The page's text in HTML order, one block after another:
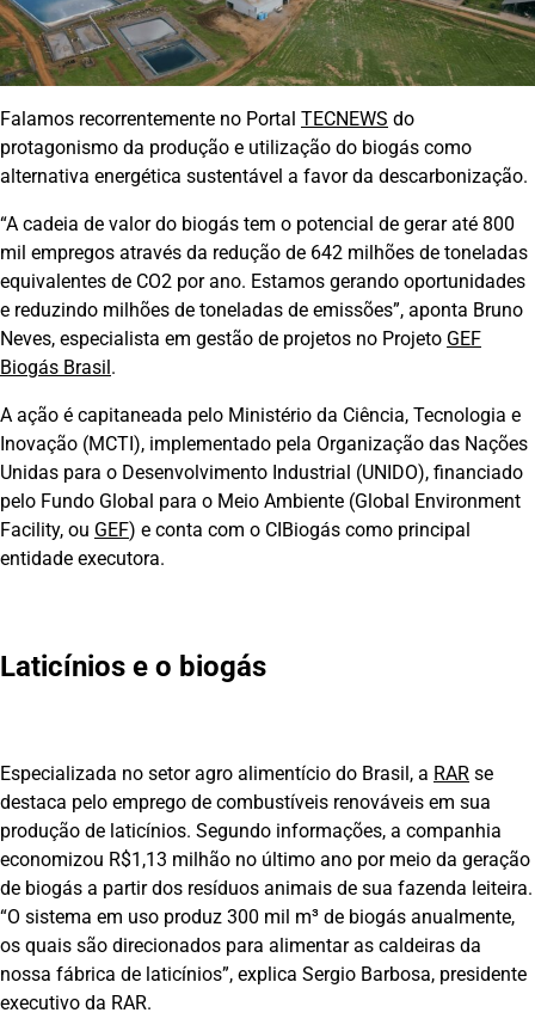
Falamos recorrentemente no Portal TECNEWS do
protagonismo da produção e utilização do biogás como
alternativa energética sustentável a favor da descarbonização.
“A cadeia de valor do biogás tem o potencial de gerar até 800
mil empregos através da redução de 642 milhões de toneladas
equivalentes de CO2 por ano. Estamos gerando oportunidades
e reduzindo milhões de toneladas de emissões”, aponta Bruno
Neves, especialista em gestão de projetos no Projeto GEF
Biogás Brasil.
A ação é capitaneada pelo Ministério da Ciência, Tecnologia e
Inovação (MCTI), implementado pela Organização das Nações
Unidas para o Desenvolvimento Industrial (UNIDO), financiado
pelo Fundo Global para o Meio Ambiente (Global Environment
Facility, ou GEF) e conta com o CIBiogás como principal
entidade executora.
Laticínios e o biogás
Especializada no setor agro alimentício do Brasil, a RAR se
destaca pelo emprego de combustíveis renováveis em sua
produção de laticínios. Segundo informações, a companhia
economizou R$1,13 milhão no último ano por meio da geração
de biogás a partir dos resíduos animais de sua fazenda leiteira.
“O sistema em uso produz 300 mil m³ de biogás anualmente,
os quais são direcionados para alimentar as caldeiras da
nossa fábrica de laticínios”, explica Sergio Barbosa, presidente
executivo da RAR.